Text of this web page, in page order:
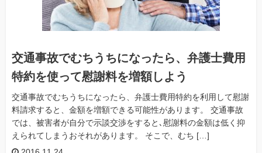
交通事故でむちうちになったら、弁護士費用
特約を使って慰謝料を増額しよう
交通事故でむちうちになったら、弁護士費用特約を利用して慰謝
料請求すると、金額を増額できる可能性があります。 交通事故
では、被害者が自分で示談交渉をすると､慰謝料の金額は低く抑
えられてしまうおそれがあります。 そこで、むち […]